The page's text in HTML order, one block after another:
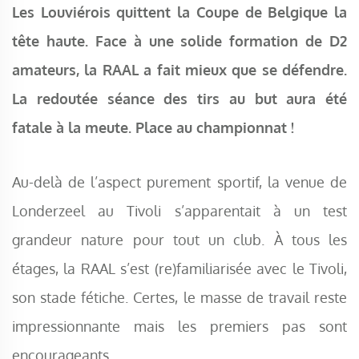
Les Louviérois quittent la Coupe de Belgique la
tête haute. Face à une solide formation de D2
amateurs, la RAAL a fait mieux que se défendre.
La redoutée séance des tirs au but aura été
fatale à la meute. Place au championnat !
Au-delà de l’aspect purement sportif, la venue de
Londerzeel au Tivoli s’apparentait à un test
grandeur nature pour tout un club. À tous les
étages, la RAAL s’est (re)familiarisée avec le Tivoli,
son stade fétiche. Certes, le masse de travail reste
impressionnante mais les premiers pas sont
encourageants.